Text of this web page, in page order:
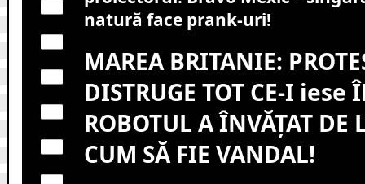
natură face prank-uri!
MAREA BRITANIE:
DISTRUGE TOT CE-I iese
ROBOTUL A ÎNVĂȚAT DE
CUM SĂ FIE VANDAL!